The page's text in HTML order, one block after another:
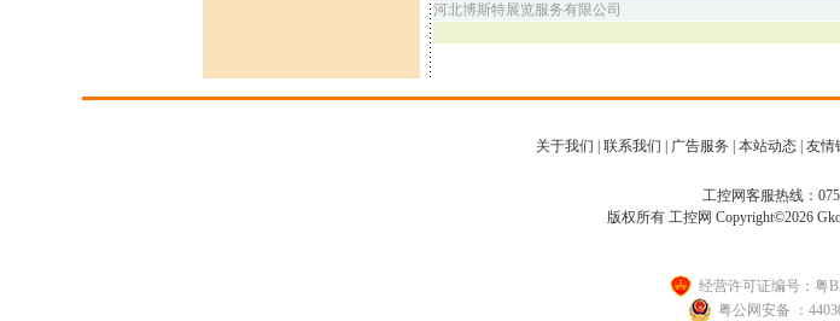
河北博斯特展览服务有限公司
关于我们 联系我们 广告服务 本站动态| 友情
工控网客服热线：
版权所有 工控网 Copyright©2026
经营许可证编号：粤
粤公网安备 ：